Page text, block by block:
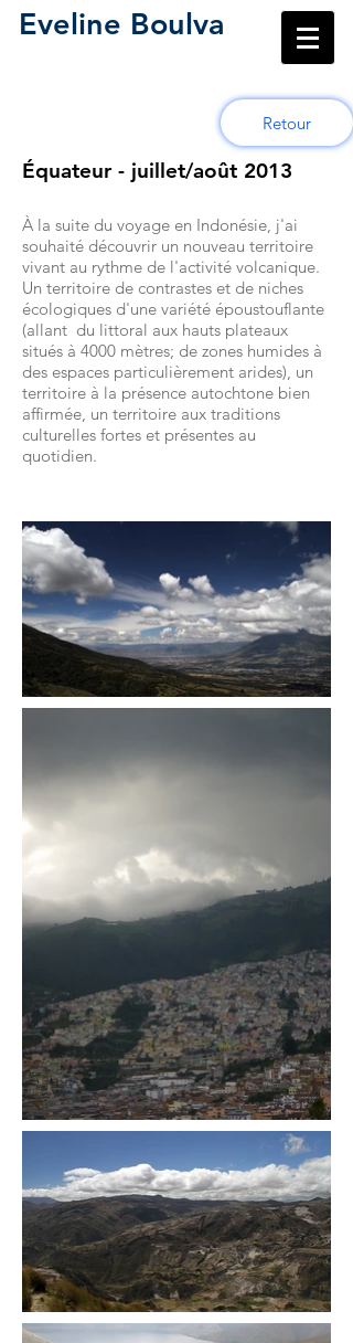
Eveline Boulva
Retour
Équateur - juillet/août 2013
À la suite du voyage en Indonésie, j'ai
souhaité découvrir un nouveau territoire
vivant au rythme de l'activité volcanique.
Un territoire de contrastes et de niches
écologiques d'une variété époustouflante
(allant du littoral aux hauts plateaux
situés à 4000 mètres; de zones humides à
des espaces particulièrement arides), un
territoire à la présence autochtone bien
affirmée, un territoire aux traditions
culturelles fortes et présentes au
quotidien.